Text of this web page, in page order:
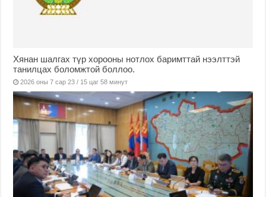
Хянан шалгах түр хорооны нотлох баримттай нээлттэй
танилцах боломжтой боллоо.
2026 оны 7 сар 23 / 15 цаг 58 минут